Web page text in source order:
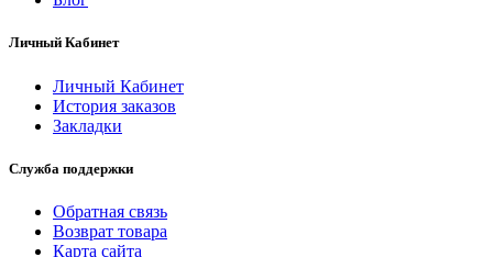
Личный Кабинет
Личный Кабинет
История заказов
Закладки
Служба поддержки
Обратная связь
Возврат товара
Карта сайта